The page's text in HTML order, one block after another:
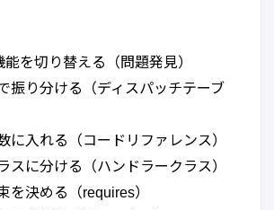
能を切り替える（問題発見）
振り分ける（ディスパッチテーブ
に入れる（コードリファレンス）
スに分ける（ハンドラークラス）
を決める（requires）